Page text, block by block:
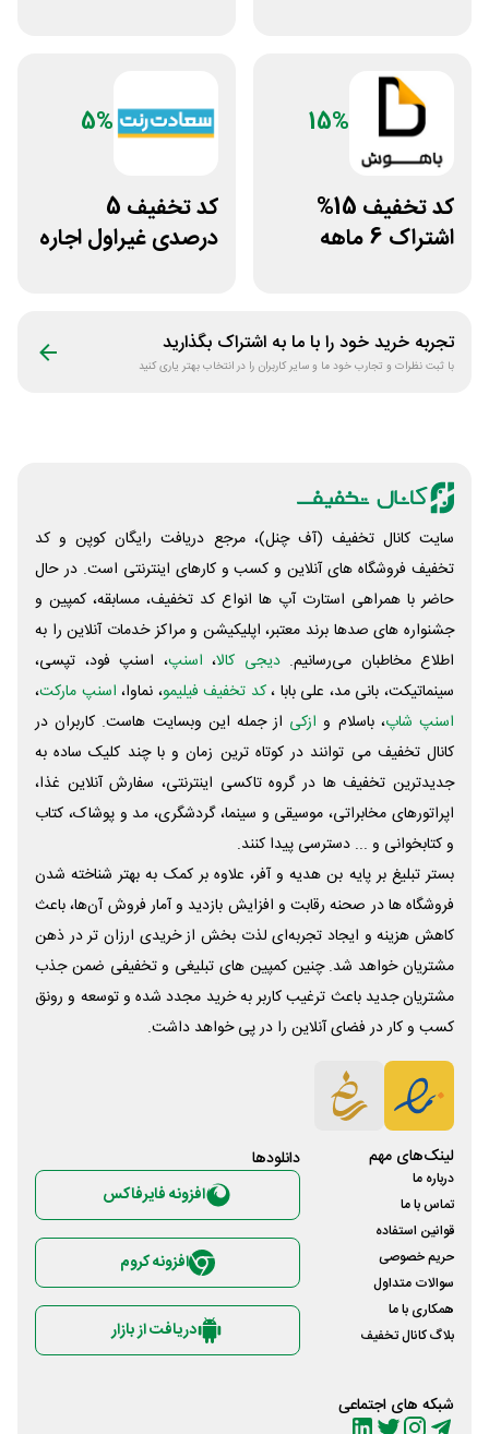
15%
کد تخفیف 15%
اشتراک 6 ماهه
5%
کد تخفیف 5
درصدی غیراول اجاره
تجربه خرید خود را با ما به اشتراک بگذارید
با ثبت نظرات و تجارب خود ما و سایر کاربران را در انتخاب بهتر یاری کنید
سایت کانال تخفیف (آف چنل)، مرجع دریافت رایگان کوپن و کد
تخفیف فروشگاه های آنلاین و کسب و‌ کارهای اینترنتی است. در حال
حاضر با همراهی استارت آپ ها انواع کد تخفیف، مسابقه، کمپین و
جشنواره های صدها برند معتبر، اپلیکیشن و مراکز خدمات آنلاین را به
اطلاع مخاطبان می‌رسانیم. دیجی کالا، اسنپ، اسنپ فود، تپسی،
سینماتیکت، بانی مد، علی‌ بابا ،کد تخفیف فیلیمو، نماوا، اسنپ مارکت،
اسنپ شاپ، باسلام و ازکی از جمله این وبسایت ‌هاست. کاربران در
کانال تخفیف می توانند در کوتاه ترین زمان و با چند کلیک ساده به
جدیدترین تخفیف ها در گروه تاکسی اینترنتی، سفارش آنلاین غذا،
اپراتورهای مخابراتی، موسیقی و سینما، گردشگری، مد و پوشاک، کتاب
و کتابخوانی و ... دسترسی پیدا کنند.
بستر تبلیغ بر پایه بن هدیه و آفر، علاوه بر کمک به بهتر شناخته شدن
فروشگاه ها در صحنه رقابت و افزایش بازدید و آمار فروش آن‌ها، باعث
کاهش هزینه و ایجاد تجربه‌ای لذت بخش از خریدی ارزان تر در ذهن
مشتریان خواهد شد. چنین کمپین های تبلیغی و تخفیفی ضمن جذب
مشتریان جدید باعث ترغیب کاربر به خرید مجدد شده و توسعه و رونق
کسب و کار در فضای آنلاین را در پی خواهد داشت.
لینک‌های مهم
درباره ما
تماس با ما
قوانین استفاده
حریم خصوصی
سوالات متداول
همکاری با ما
بلاگ کانال تخفیف
شبکه های اجتماعی
دانلود‌ها
افزونه فایرفاکس
افزونه کروم
دریافت از بازار